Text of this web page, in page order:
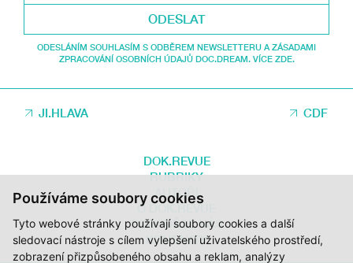
Používáme soubory cookies
Tyto webové stránky používají soubory cookies a další
sledovací nástroje s cílem vylepšení uživatelského prostředí,
zobrazení přizpůsobeného obsahu a reklam, analýzy
ODESLAT
ODESLÁNÍM SOUHLASÍM S ODBĚREM NEWSLETTERU A ZÁSADAMI
ZPRACOVÁNÍ OSOBNÍCH ÚDAJŮ DOC.DREAM. VÍCE ZDE.
JI.HLAVA CDF
DOK.REVUE
RUBRIKY
AUTOŘI
O DOK.REVUE
PODPOŘTE NÁS
KONTAKTY